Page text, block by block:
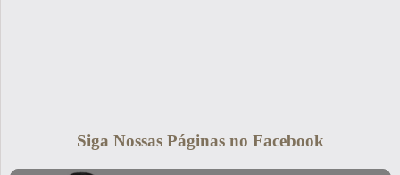
Siga Nossas Páginas no Facebook